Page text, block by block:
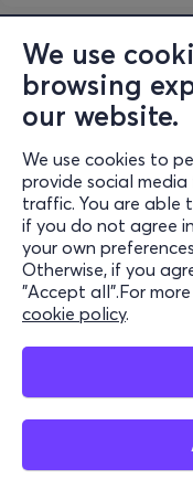
We use
browsing
our website.
We use cookies to
provide social
traffic. You are able
if you do not agree
your own
Otherwise, if you
"Accept all".For
cookie policy.
Information
Support
Stay Connected
Mobile App